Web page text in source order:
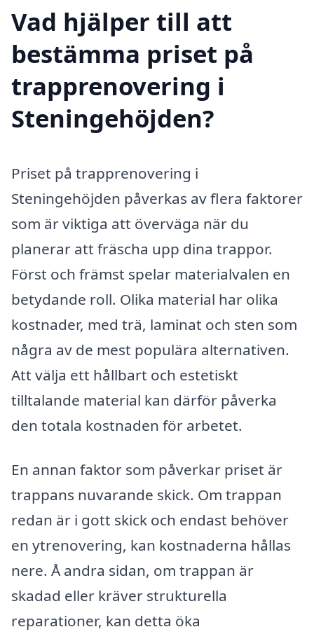
Vad hjälper till att
bestämma priset på
trapprenovering i
Steningehöjden?
Priset på trapprenovering i
Steningehöjden påverkas av flera faktorer
som är viktiga att överväga när du
planerar att fräscha upp dina trappor.
Först och främst spelar materialvalen en
betydande roll. Olika material har olika
kostnader, med trä, laminat och sten som
några av de mest populära alternativen.
Att välja ett hållbart och estetiskt
tilltalande material kan därför påverka
den totala kostnaden för arbetet.
En annan faktor som påverkar priset är
trappans nuvarande skick. Om trappan
redan är i gott skick och endast behöver
en ytrenovering, kan kostnaderna hållas
nere. Å andra sidan, om trappan är
skadad eller kräver strukturella
reparationer, kan detta öka